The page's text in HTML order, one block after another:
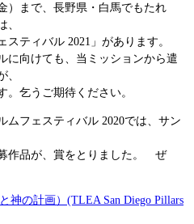
）まで、長野県・白馬でもたれ
、
スティバル 2021」があります。
に向けても、当ミッションから遣
、
乞うご期待ください。
ムフェスティバル 2020では、サン
作品が、賞をとりました。 ぜ
神の計画）(TLEA San Diego Pillars